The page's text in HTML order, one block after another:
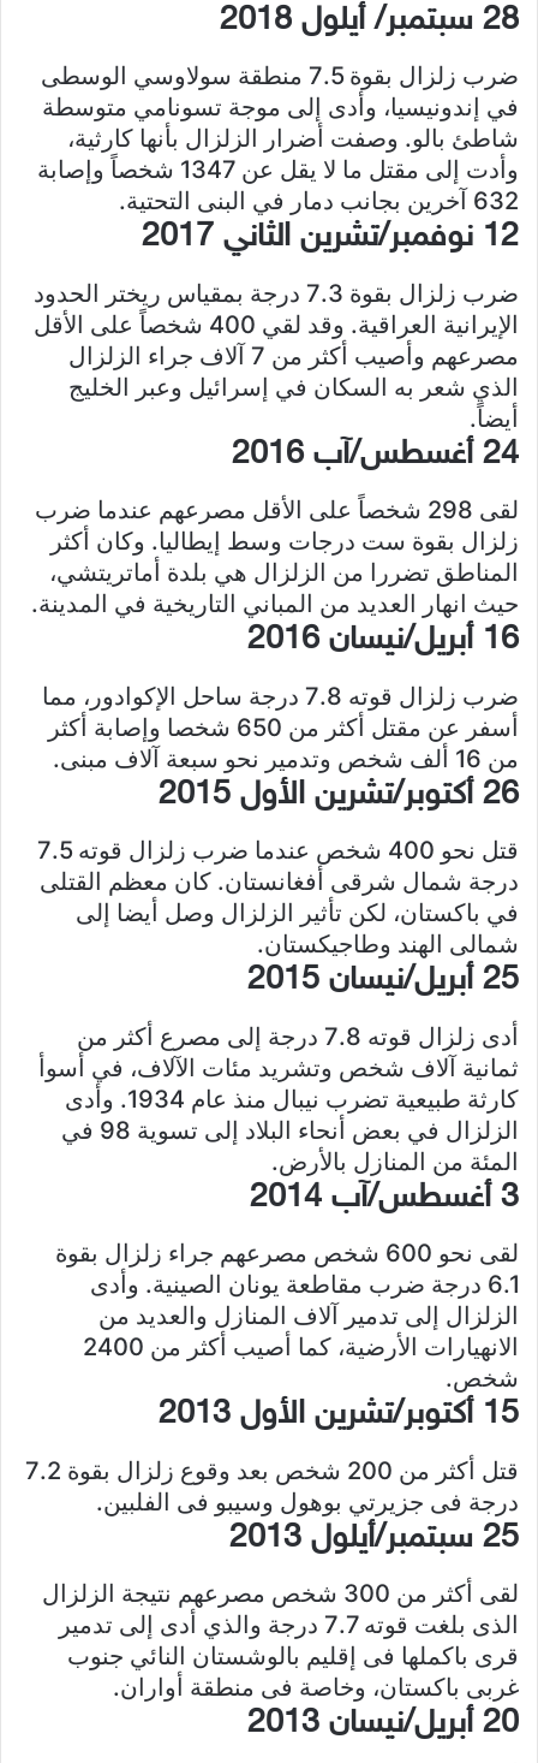
28 سبتمبر/ أيلول 2018
ضرب زلزال بقوة 7.5 منطقة سولاوسي الوسطى
في إندونيسيا، وأدى إلى موجة تسونامي متوسطة
شاطئ بالو. وصفت أضرار الزلزال بأنها كارثية،
وأدت إلى مقتل ما لا يقل عن 1347 شخصاً وإصابة
632 آخرين بجانب دمار في البنى التحتية.
12 نوفمبر/تشرين الثاني 2017
ضرب زلزال بقوة 7.3 درجة بمقياس ريختر الحدود
الإيرانية العراقية. وقد لقي 400 شخصاً على الأقل
مصرعهم وأصيب أكثر من 7 آلاف جراء الزلزال
الذي شعر به السكان في إسرائيل وعبر الخليج
أيضاً.
24 أغسطس/آب 2016
لقى 298 شخصاً على الأقل مصرعهم عندما ضرب
زلزال بقوة ست درجات وسط إيطاليا. وكان أكثر
المناطق تضررا من الزلزال هي بلدة أماتريتشي،
حيث انهار العديد من المباني التاريخية في المدينة.
16 أبريل/نيسان 2016
ضرب زلزال قوته 7.8 درجة ساحل الإكوادور، مما
أسفر عن مقتل أكثر من 650 شخصا وإصابة أكثر
من 16 ألف شخص وتدمير نحو سبعة آلاف مبنى.
26 أكتوبر/تشرين الأول 2015
قتل نحو 400 شخص عندما ضرب زلزال قوته 7.5
درجة شمال شرقى أفغانستان. كان معظم القتلى
في باكستان، لكن تأثير الزلزال وصل أيضا إلى
شمالى الهند وطاجيكستان.
25 أبريل/نيسان 2015
أدى زلزال قوته 7.8 درجة إلى مصرع أكثر من
ثمانية آلاف شخص وتشريد مئات الآلاف، في أسوأ
كارثة طبيعية تضرب نيبال منذ عام 1934. وأدى
الزلزال في بعض أنحاء البلاد إلى تسوية 98 في
المئة من المنازل بالأرض.
3 أغسطس/آب 2014
لقى نحو 600 شخص مصرعهم جراء زلزال بقوة
6.1 درجة ضرب مقاطعة يونان الصينية. وأدى
الزلزال إلى تدمير آلاف المنازل والعديد من
الانهيارات الأرضية، كما أصيب أكثر من 2400
شخص.
15 أكتوبر/تشرين الأول 2013
قتل أكثر من 200 شخص بعد وقوع زلزال بقوة 7.2
درجة فى جزيرتي بوهول وسيبو فى الفلبين.
25 سبتمبر/أيلول 2013
لقى أكثر من 300 شخص مصرعهم نتيجة الزلزال
الذى بلغت قوته 7.7 درجة والذي أدى إلى تدمير
قرى باكملها فى إقليم بالوشستان النائي جنوب
غربى باكستان، وخاصة فى منطقة أواران.
20 أبريل/نيسان 2013